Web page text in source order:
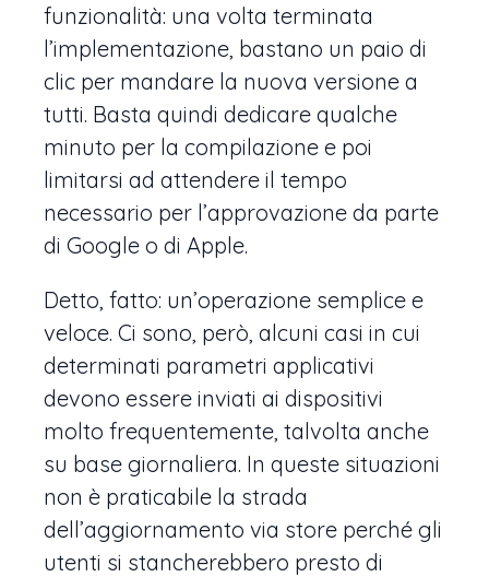
funzionalità: una volta terminata
l’implementazione, bastano un paio di
clic per mandare la nuova versione a
tutti. Basta quindi dedicare qualche
minuto per la compilazione e poi
limitarsi ad attendere il tempo
necessario per l’approvazione da parte
di Google o di Apple.
Detto, fatto: un’operazione semplice e
veloce. Ci sono, però, alcuni casi in cui
determinati parametri applicativi
devono essere inviati ai dispositivi
molto frequentemente, talvolta anche
su base giornaliera. In queste situazioni
non è praticabile la strada
dell’aggiornamento via store perché gli
utenti si stancherebbero presto di